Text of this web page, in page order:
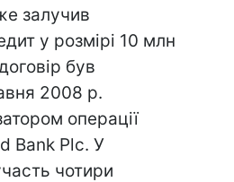
залучив
у розмірі 10 млн
був
2008 р.
операції
Bank Plc. У
чотири